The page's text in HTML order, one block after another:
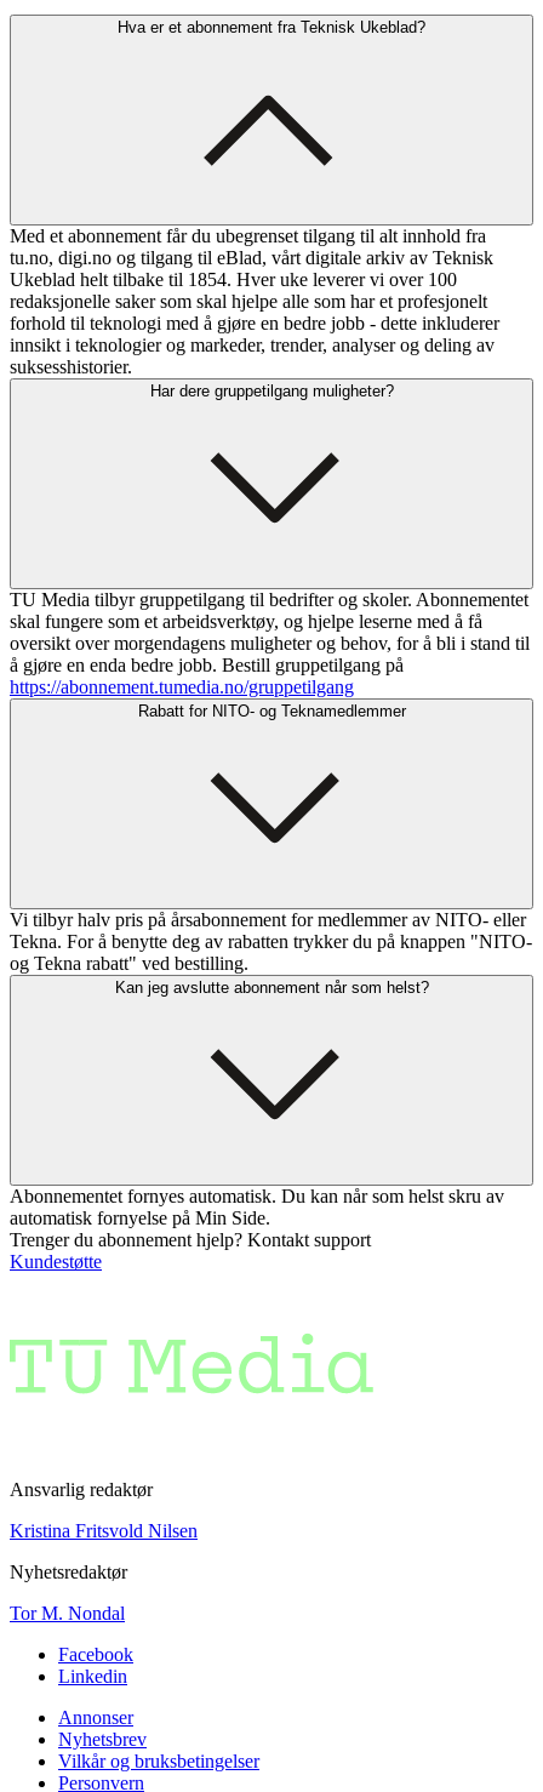
Hva er et abonnement fra Teknisk Ukeblad?
Med et abonnement får du ubegrenset tilgang til alt innhold fra
tu.no, digi.no og tilgang til eBlad, vårt digitale arkiv av Teknisk
Ukeblad helt tilbake til 1854. Hver uke leverer vi over 100
redaksjonelle saker som skal hjelpe alle som har et profesjonelt
forhold til teknologi med å gjøre en bedre jobb - dette inkluderer
innsikt i teknologier og markeder, trender, analyser og deling av
suksesshistorier.
Har dere gruppetilgang muligheter?
TU Media tilbyr gruppetilgang til bedrifter og skoler. Abonnementet
skal fungere som et arbeidsverktøy, og hjelpe leserne med å få
oversikt over morgendagens muligheter og behov, for å bli i stand til
å gjøre en enda bedre jobb. Bestill gruppetilgang på
https://abonnement.tumedia.no/gruppetilgang
Rabatt for NITO- og Teknamedlemmer
Vi tilbyr halv pris på årsabonnement for medlemmer av NITO- eller
Tekna. For å benytte deg av rabatten trykker du på knappen "NITO-
og Tekna rabatt" ved bestilling.
Kan jeg avslutte abonnement når som helst?
Abonnementet fornyes automatisk. Du kan når som helst skru av
automatisk fornyelse på Min Side.
Trenger du abonnement hjelp? Kontakt support
Kundestøtte
Ansvarlig redaktør
Kristina Fritsvold Nilsen
Nyhetsredaktør
Tor M. Nondal
Facebook
Linkedin
Annonser
Nyhetsbrev
Vilkår og bruksbetingelser
Personvern